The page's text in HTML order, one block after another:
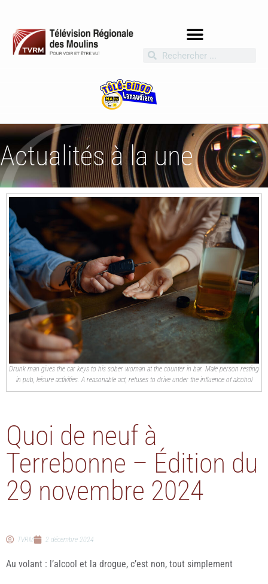
Actualités à la une
Drunk man gives the car keys to his sober woman at the counter in bar. Male person resting
in pub, leisure activities. A reasonable act, refuses to drive under the influence of alcohol
Quoi de neuf à
Terrebonne – Édition du
29 novembre 2024
TVRM 2 décembre 2024
Au volant : l’alcool et la drogue, c’est non, tout simplement